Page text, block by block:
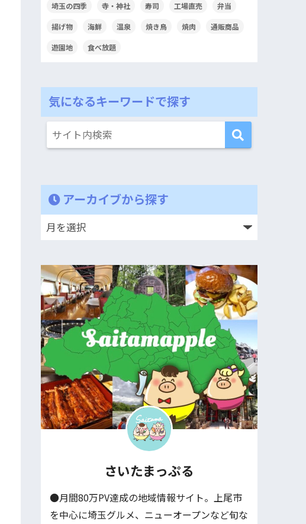
埼玉の四季 寺・神社 寿司 工場直売 弁当
揚げ物 海鮮 温泉 焼き鳥 焼肉 通販商品
遊園地 食べ放題
気になるキーワードで探す
アーカイブから探す
さいたまっぷる
●月間80万PV達成の地域情報サイト。上尾市
を中心に埼玉グルメ、ニューオープンなど旬な